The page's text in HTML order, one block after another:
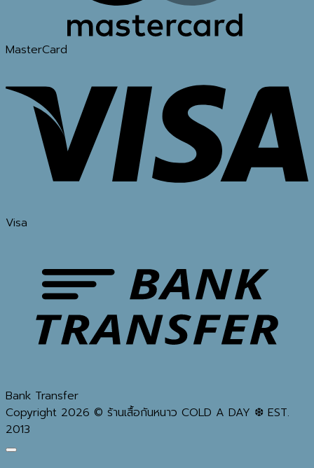
MasterCard
Visa
Bank Transfer
Copyright 2026 © ร้านเสื้อกันหนาว COLD A DAY ❆ EST.
2013